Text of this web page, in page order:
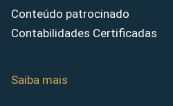
Conteúdo patrocinado
Contabilidades Certificadas
Saiba mais